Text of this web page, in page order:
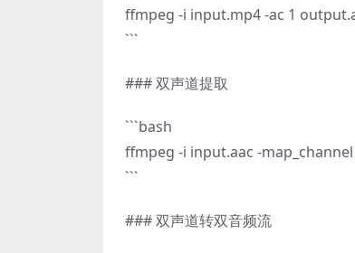
ffmpeg -i input.mp4 -ac 1
```
### 双声道提取
```bash
ffmpeg -i input.aac -
```
### 双声道转双音频流